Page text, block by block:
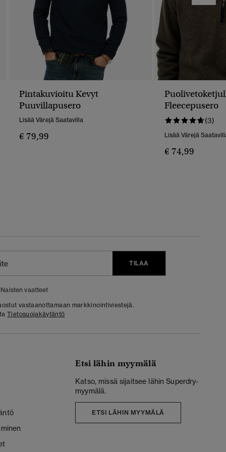
Pintakuvioitu Kevyt
Puuvillapusero
Lisää Värejä Saatavilla
€ 79,99
Fleecepusero
(3)
Lisää Värejä
€ 74,99
TILAA
Naisten vaatteet
vastaanottamaan markkinointiviestejä.
Tietosuojakäytäntö
Etsi lähin myymälä
Katso, missä sijaitsee lähin Superdry-
myymälä.
ETSI LÄHIN MYYMÄLÄ